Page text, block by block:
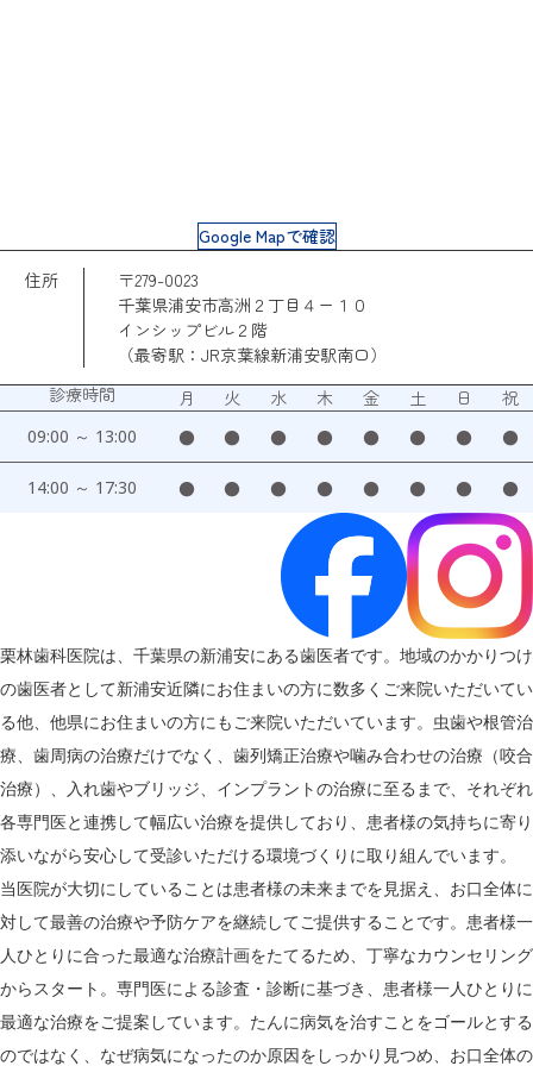
Google Mapで確認
住所
〒279-0023
千葉県浦安市高洲２丁目４ー１０
インシップビル２階
（最寄駅：JR京葉線新浦安駅南口）
診療時間
月 火 水 木 金 土 日 祝
09:00 ～ 13:00 ● ● ● ● ● ● ● ●
14:00 ～ 17:30 ● ● ● ● ● ● ● ●
栗林歯科医院は、千葉県の新浦安にある歯医者です。地域のかかりつけ
の歯医者として新浦安近隣にお住まいの方に数多くご来院いただいてい
る他、他県にお住まいの方にもご来院いただいています。虫歯や根管治
療、歯周病の治療だけでなく、歯列矯正治療や噛み合わせの治療（咬合
治療）、入れ歯やブリッジ、インプラントの治療に至るまで、それぞれ
各専門医と連携して幅広い治療を提供しており、患者様の気持ちに寄り
添いながら安心して受診いただける環境づくりに取り組んでいます。
当医院が大切にしていることは患者様の未来までを見据え、お口全体に
対して最善の治療や予防ケアを継続してご提供することです。患者様一
人ひとりに合った最適な治療計画をたてるため、丁寧なカウンセリング
からスタート。専門医による診査・診断に基づき、患者様一人ひとりに
最適な治療をご提案しています。たんに病気を治すことをゴールとする
のではなく、なぜ病気になったのか原因をしっかり見つめ、お口全体の